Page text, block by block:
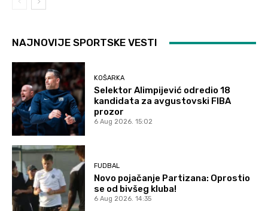
NAJNOVIJE SPORTSKE VESTI
KOŠARKA
Selektor Alimpijević odredio 18
kandidata za avgustovski FIBA
prozor
6 Aug 2026. 15:02
FUDBAL
Novo pojačanje Partizana: Oprostio
se od bivšeg kluba!
6 Aug 2026. 14:35